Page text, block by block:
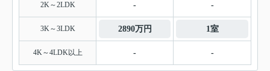
2K～2LDK - -
3K～3LDK 2890万円 1室
4K～4LDK以上 - -